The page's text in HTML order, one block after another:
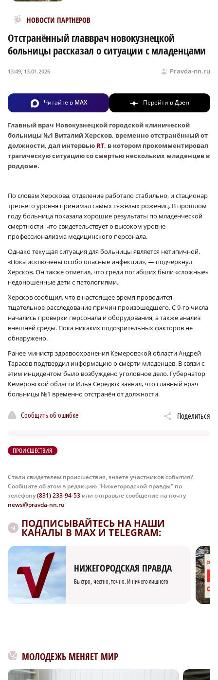
НОВОСТИ ПАРТНЕРОВ
Новости МирТесен
Отстранённый главврач новокузнецкой
больницы рассказал о ситуации с младенцами
Pravda-nn.ru
13:49, 13.01.2026
Читайте в MAX Перейти вДзен
Главный врач Новокузнецкой городской клинической
больницы №1 Виталий Херсков, временно отстранённый от
должности, дал интервью RT, в котором прокомментировал
трагическую ситуацию со смертью нескольких младенцев в
роддоме.
По словам Херскова, отделение работало стабильно, и стационар
третьего уровня принимал самых тяжёлых рожениц. В прошлом
году больница показала хорошие результаты по младенческой
смертности, что свидетельствует о высоком уровне
профессионализма медицинского персонала.
Однако текущая ситуация для больницы является нетипичной.
«Пока исключены особо опасные инфекции», — подчеркнул
Херсков. Он также отметил, что среди погибших были «сложные»
недоношенные дети с патологиями.
Херсков сообщил, что в настоящее время проводится
тщательное расследование причин произошедшего. С 9‑го числа
начались проверки персонала и оборудования, а также анализ
внешней среды. Пока никаких подозрительных факторов не
обнаружено.
Ранее министр здравоохранения Кемеровской области Андрей
Тарасов подтвердил информацию о смерти младенцев. В связи с
этим инцидентом было возбуждено уголовное дело. Губернатор
Кемеровской области Илья Середюк заявил, что главный врач
больницы №1 временно отстранён от должности.
Сообщить об ошибке Поделиться
ПРОИСШЕСТВИЯ
Стали свидетелем происшествия, знаете участников события?
Сообщите об этом в редакцию "Нижегородской правды" по
телефону(831) 233-94-53 или отправьте сообщение на почту
news@pravda-nn.ru
ПОДПИСЫВАЙТЕСЬ НА НАШИ
КАНАЛЫ В MAX И TELEGRAM:
НИЖЕГОРОДСКАЯ ПРАВДА
Быстро, честно, точно. И ничего лишнего
МОЛОДЕЖЬ МЕНЯЕТ МИР